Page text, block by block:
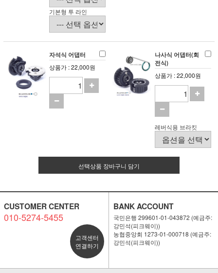
기본형 투 라인
자석식 어댑터
상품가 : 22,000원
나사식 어댑터(회
전식)
상품가 : 22,000원
레버식용 브라킷
선택상품 장바구니 담기
CUSTOMER CENTER
010-5274-5455
고객센터
연결하기
BANK ACCOUNT
국민은행 299601-01-043872 (예금주:
강민석(피크웨이))
농협중앙회 1273-01-000718 (예금주:
강민석(피크웨이))